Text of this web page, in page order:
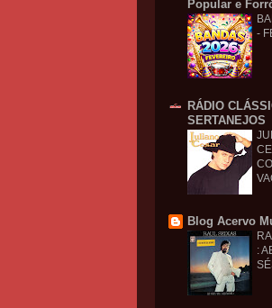
Popular e
-
RÁDIO
SERTANEJOS
Blog Acervo
: